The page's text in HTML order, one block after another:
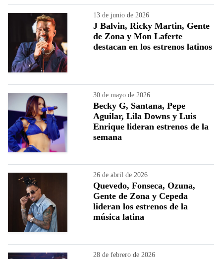
13 de junio de 2026
J Balvin, Ricky Martin, Gente
de Zona y Mon Laferte
destacan en los estrenos latinos
30 de mayo de 2026
Becky G, Santana, Pepe
Aguilar, Lila Downs y Luis
Enrique lideran estrenos de la
semana
26 de abril de 2026
Quevedo, Fonseca, Ozuna,
Gente de Zona y Cepeda
lideran los estrenos de la
música latina
28 de febrero de 2026